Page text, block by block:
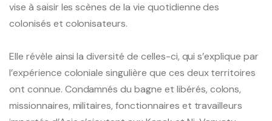
Doctorat
Liste de discussion étudiants
vise à saisir les scènes de la vie quotidienne des
colonisés et colonisateurs.
Elle révèle ainsi la diversité de celles-ci, qui s’explique par
l’expérience coloniale singulière que ces deux territoires
ont connue. Condamnés du bagne et libérés, colons,
missionnaires, militaires, fonctionnaires et travailleurs